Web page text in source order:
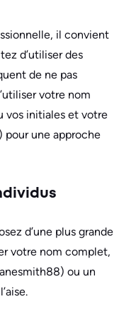
il convient
d’utiliser des
de ne pas
votre nom
vos initiales et votre
pour une approche
d’une plus grande
votre nom complet,
ou un